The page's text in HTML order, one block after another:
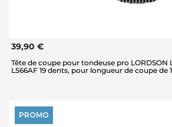
39,90 €
Tête de coupe pour tondeuse pro LORDSON
L566AF 19 dents, pour longueur de coupe de
PROMO